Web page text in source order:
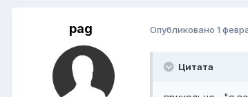
pag Опубликовано 1
Цитата